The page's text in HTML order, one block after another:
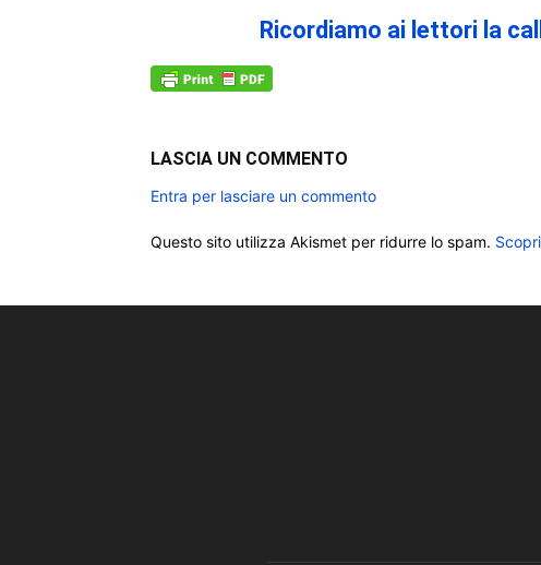
Ricordiamo ai lettori la
LASCIA UN COMMENTO
Entra per lasciare un commento
Questo sito utilizza Akismet per ridurre lo spam.